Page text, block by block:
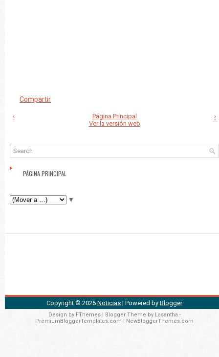
Compartir
‹ ›
Página Principal
Ver la versión web
PÁGINA PRINCIPAL
▼
Copyright © 2026 Noticias | Powered by Blogger
Design by FThemes| Blogger Theme by Lasantha -
PremiumBloggerTemplates.com | NewBloggerThemes.com